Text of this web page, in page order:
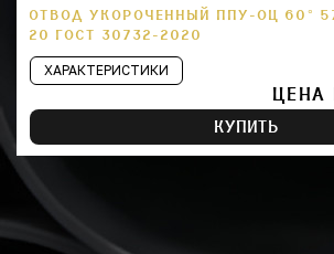
ОТВОД УКОРОЧЕННЫЙ ППУ-ОЦ 60°
20 ГОСТ 30732-2020
ХАРАКТЕРИСТИКИ
ЦЕНА
КУПИТЬ